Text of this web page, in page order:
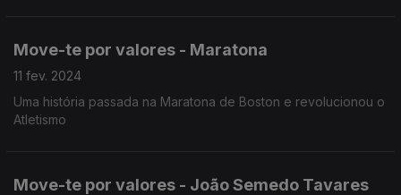
Move-te por valores - Maratona
11 fev. 2024
Uma história passada na Maratona de Boston e revolucionou o
Atletismo
Move-te por valores - João Semedo Tavares